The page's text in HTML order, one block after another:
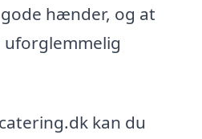
hænder, og at
kan du